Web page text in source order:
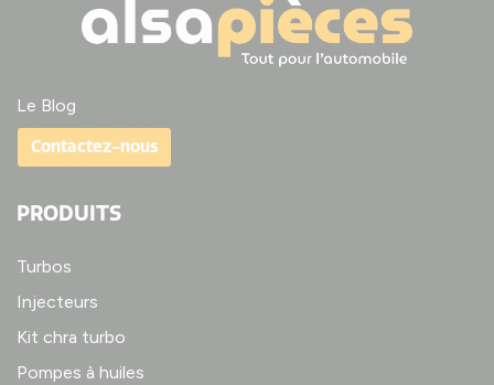
Le Blog
Contactez-nous
PRODUITS
Turbos
Injecteurs
Kit chra turbo
Pompes à huiles